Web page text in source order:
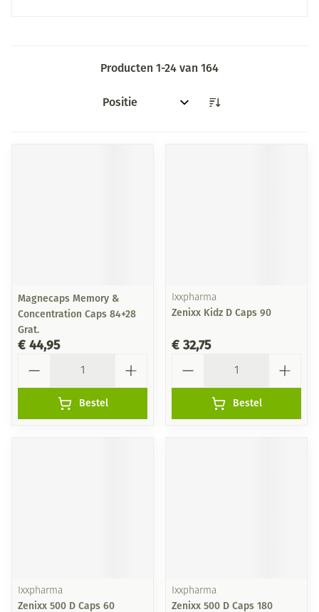
Producten 1-24 van 164
Sorteer op:
Magnecaps Memory &
Concentration Caps 84+28
Grat.
€ 44,95
Bestel
Ixxpharma
Zenixx Kidz D Caps 90
€ 32,75
Bestel
Ixxpharma
Zenixx 500 D Caps 60
Ixxpharma
Zenixx 500 D Caps 180